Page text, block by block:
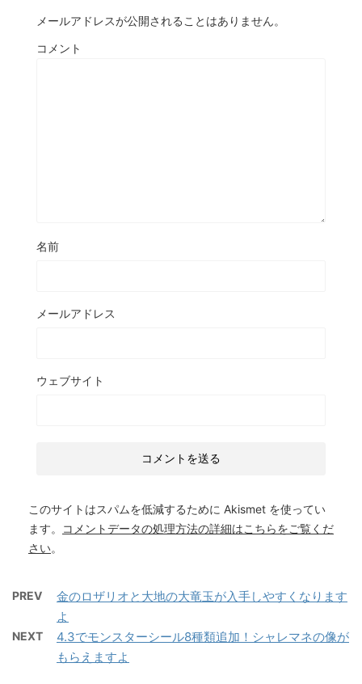
メールアドレスが公開されることはありません。
コメント
名前
メールアドレス
ウェブサイト
このサイトはスパムを低減するために Akismet を使ってい
ます。
コメントデータの処理方法の詳細はこちらをご覧くだ
さい。
PREV
金のロザリオと大地の大竜玉が入手しやすくなります
よ
NEXT
4.3でモンスターシール8種類追加！シャレマネの像が
もらえますよ